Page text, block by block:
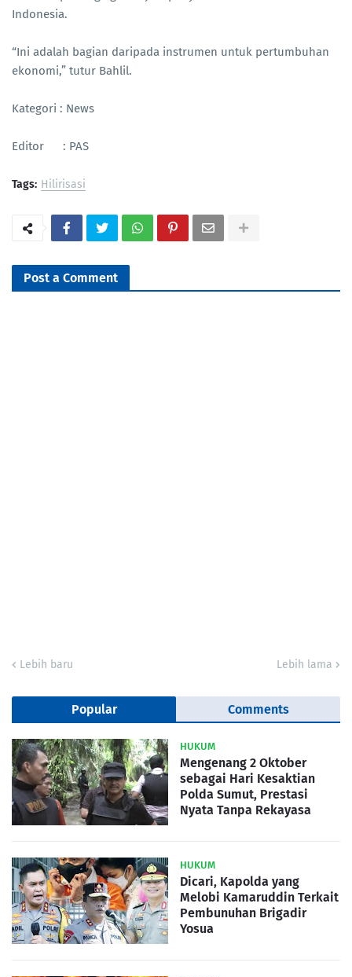
Indonesia.
“Ini adalah bagian daripada instrumen untuk pertumbuhan
ekonomi,” tutur Bahlil.
Kategori : News
Editor : PAS
Tags: Hilirisasi
Post a Comment
Lebih baru Lebih lama
Popular Comments
HUKUM
Mengenang 2 Oktober
sebagai Hari Kesaktian
Polda Sumut, Prestasi
Nyata Tanpa Rekayasa
HUKUM
Dicari, Kapolda yang
Melobi Kamaruddin Terkait
Pembunuhan Brigadir
Yosua